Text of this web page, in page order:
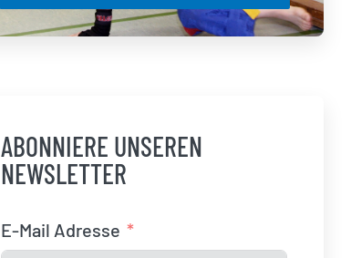
ABONNIERE UNSEREN
NEWSLETTER
E-Mail Adresse